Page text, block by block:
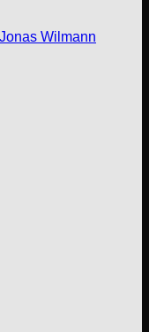
Wilmann